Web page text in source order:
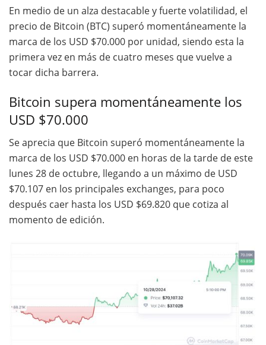
En medio de un alza destacable y fuerte volatilidad, el
precio de Bitcoin (BTC) superó momentáneamente la
marca de los USD $70.000 por unidad, siendo esta la
primera vez en más de cuatro meses que vuelve a
tocar dicha barrera.
Bitcoin supera momentáneamente los
USD $70.000
Se aprecia que Bitcoin superó momentáneamente la
marca de los USD $70.000 en horas de la tarde de este
lunes 28 de octubre, llegando a un máximo de USD
$70.107 en los principales exchanges, para poco
después caer hasta los USD $69.820 que cotiza al
momento de edición.